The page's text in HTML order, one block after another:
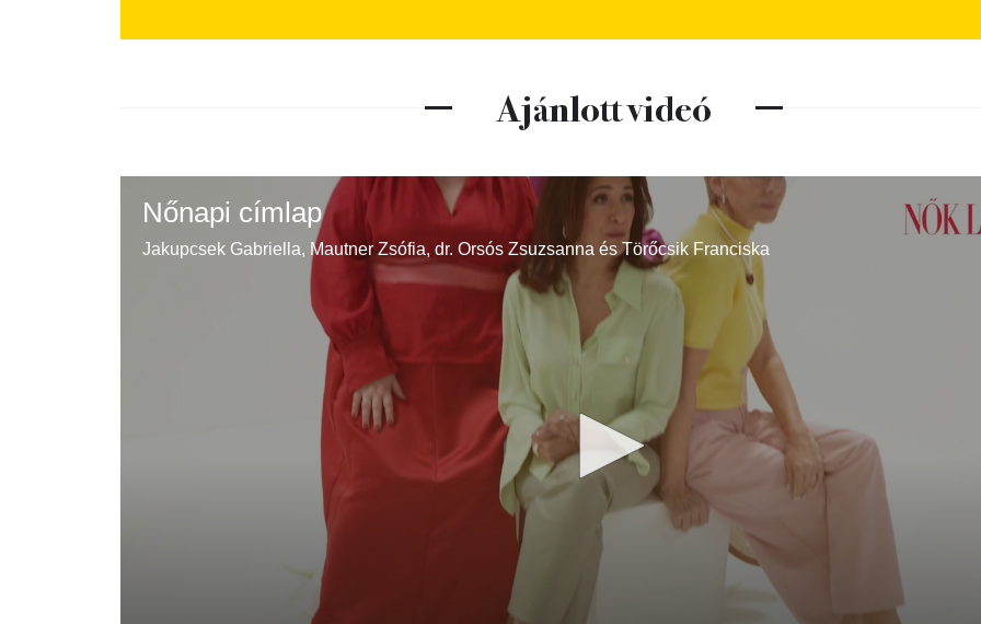
Ajánlott videó
Nőnapi címlap
Jakupcsek Gabriella, Mautner Zsófia, dr. Orsós Zsuzsanna és Törőcsik Franciska